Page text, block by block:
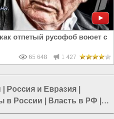
отпетый русофоб воюет с
65 648 1 427
Россия и Евразия
в России Власть в РФ
Европа